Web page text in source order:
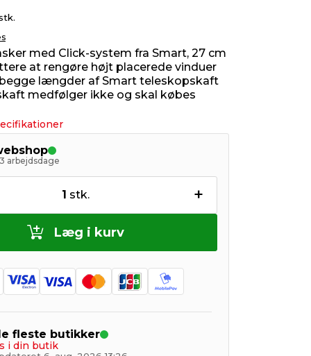
med Click-system fra Smart, 27 cm
at rengøre højt placerede vinduer
længder af Smart teleskopskaft
medfølger ikke og skal købes
arbejdsdage
1 stk. +
Læg i kurv
fleste butikker
i din butik